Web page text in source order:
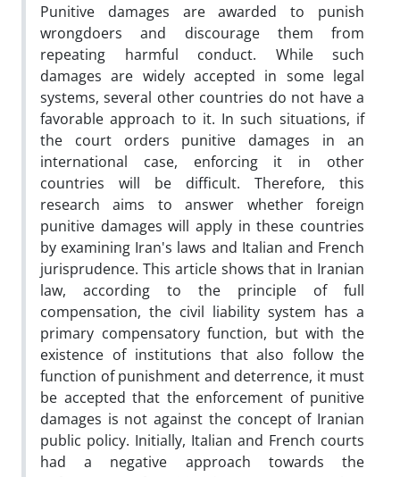
Punitive damages are awarded to punish
wrongdoers and discourage them from
repeating harmful conduct. While such
damages are widely accepted in some legal
systems, several other countries do not have a
favorable approach to it. In such situations, if
the court orders punitive damages in an
international case, enforcing it in other
countries will be difficult. Therefore, this
research aims to answer whether foreign
punitive damages will apply in these countries
by examining Iran's laws and Italian and French
jurisprudence. This article shows that in Iranian
law, according to the principle of full
compensation, the civil liability system has a
primary compensatory function, but with the
existence of institutions that also follow the
function of punishment and deterrence, it must
be accepted that the enforcement of punitive
damages is not against the concept of Iranian
public policy. Initially, Italian and French courts
had a negative approach towards the